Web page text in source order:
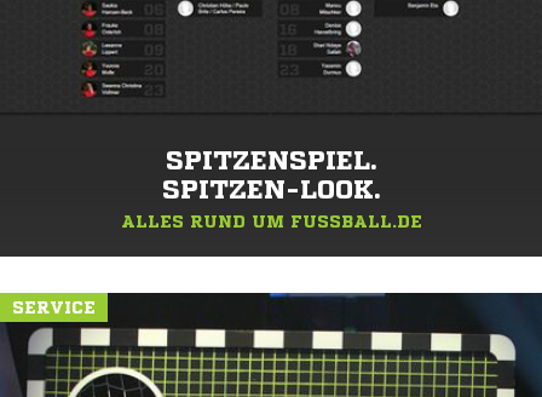
SPITZENSPIEL.
SPITZEN-LOOK.
ALLES RUND UM FUSSBALL.DE
SERVICE